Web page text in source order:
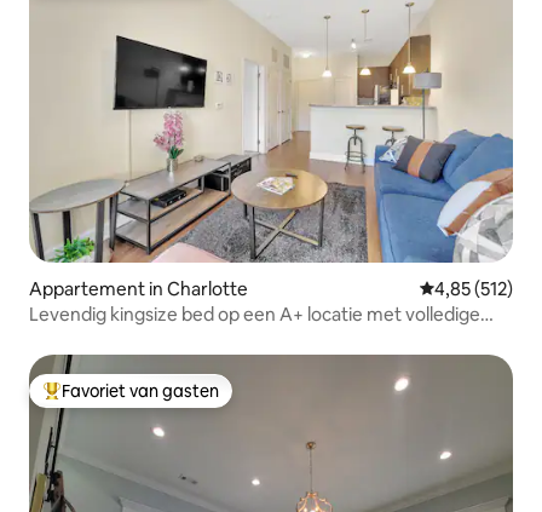
Appartement in Charlotte Gemiddelde
4,85 (512)
Levendig kingsize bed op een A+ locatie met volledige
Topfavoriet van gasten
Favoriet van gasten